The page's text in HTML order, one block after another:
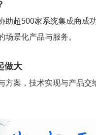
助超500家系统集成商成
场景化产品与服务。
做大
方案，技术实现与产品